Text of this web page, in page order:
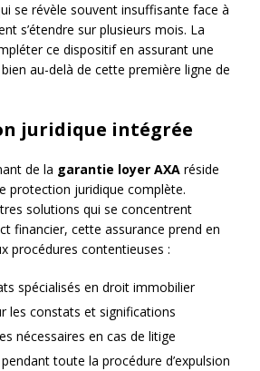
se révèle souvent insuffisante face à
s’étendre sur plusieurs mois. La
ce dispositif en assurant une
au-delà de cette première ligne de
juridique intégrée
de la garantie loyer AXA réside
protection juridique complète.
solutions qui se concentrent
financier, cette assurance prend en
procédures contentieuses :
spécialisés en droit immobilier
les constats et significations
nécessaires en cas de litige
toute la procédure d’expulsion